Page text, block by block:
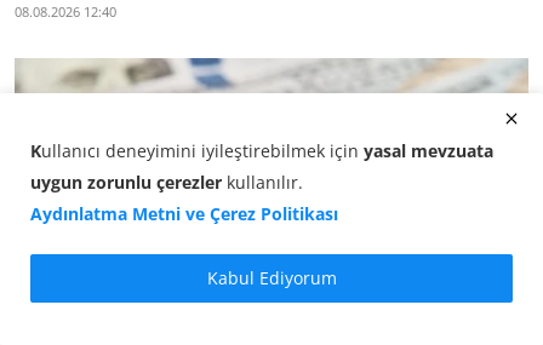
08.08.2026 12:40
Kullanıcı deneyimini iyileştirebilmek için yasal mevzuata
uygun zorunlu çerezler kullanılır.
Aydınlatma Metni ve Çerez Politikası
Kabul Ediyorum